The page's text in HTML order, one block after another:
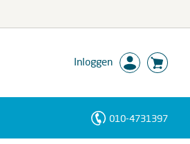
Inloggen
010-4731397